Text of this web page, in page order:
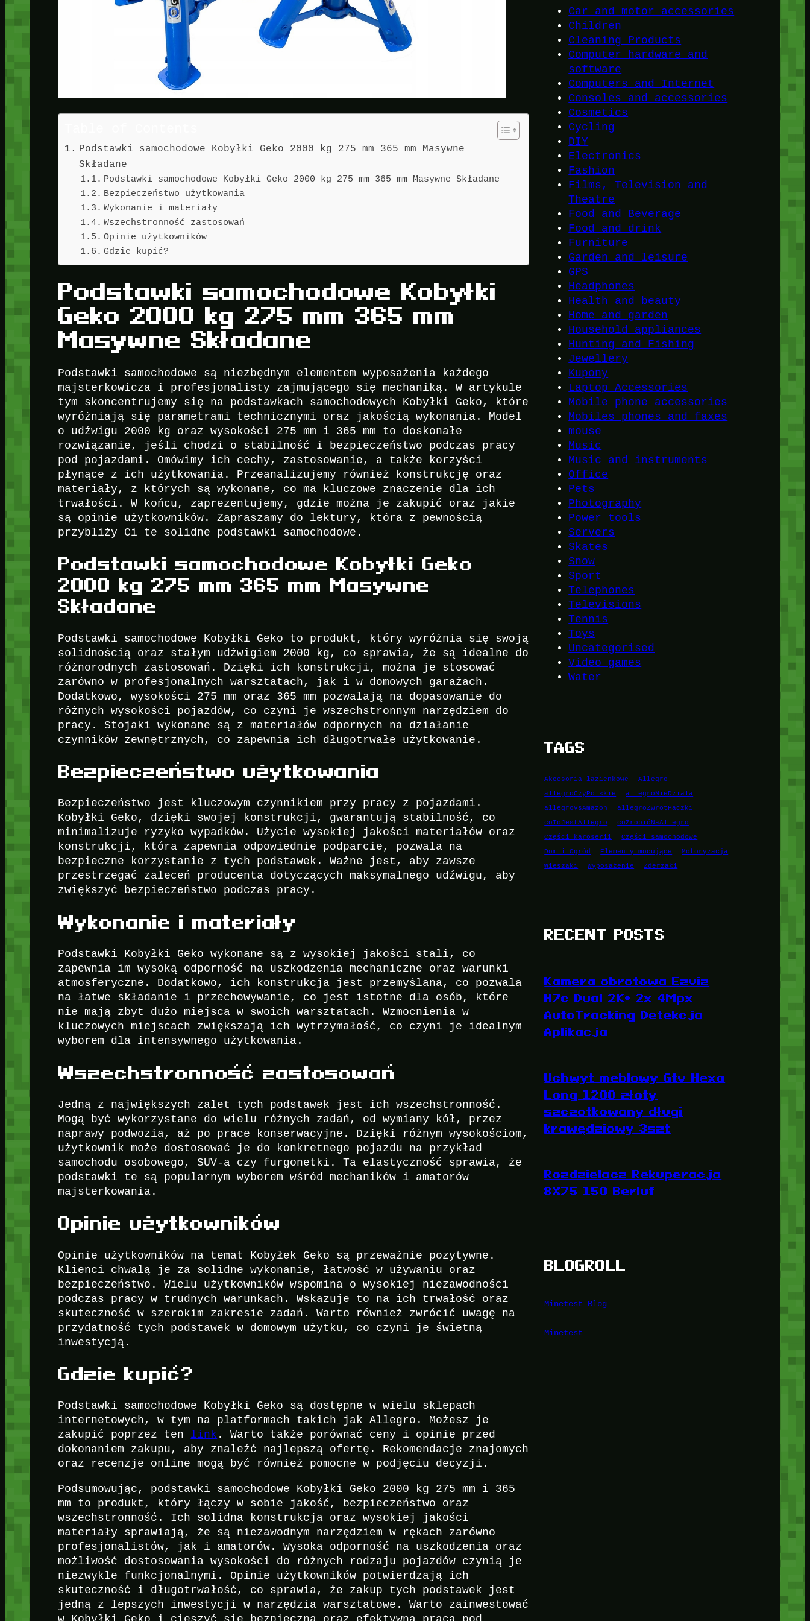
Podstawki samochodowe Kobyłki Geko 2000 kg 275 mm 365 mm Masywne
Składane
Podstawki samochodowe Kobyłki Geko 2000 kg 275 mm 365 mm Masywne Składane
Bezpieczeństwo użytkowania
Wykonanie i materiały
Wszechstronność zastosowań
Opinie użytkowników
Gdzie kupić?
Podstawki samochodowe Kobyłki
Geko 2000 kg 275 mm 365 mm
Masywne Składane
Podstawki samochodowe są niezbędnym elementem wyposażenia każdego
majsterkowicza i profesjonalisty zajmującego się mechaniką. W artykule
tym skoncentrujemy się na podstawkach samochodowych Kobyłki Geko, które
wyróżniają się parametrami technicznymi oraz jakością wykonania. Model
o udźwigu 2000 kg oraz wysokości 275 mm i 365 mm to doskonałe
rozwiązanie, jeśli chodzi o stabilność i bezpieczeństwo podczas pracy
pod pojazdami. Omówimy ich cechy, zastosowanie, a także korzyści
płynące z ich użytkowania. Przeanalizujemy również konstrukcję oraz
materiały, z których są wykonane, co ma kluczowe znaczenie dla ich
trwałości. W końcu, zaprezentujemy, gdzie można je zakupić oraz jakie
są opinie użytkowników. Zapraszamy do lektury, która z pewnością
przybliży Ci te solidne podstawki samochodowe.
Podstawki samochodowe Kobyłki Geko
2000 kg 275 mm 365 mm Masywne
Składane
Podstawki samochodowe Kobyłki Geko to produkt, który wyróżnia się swoją
solidnością oraz stałym udźwigiem 2000 kg, co sprawia, że są idealne do
różnorodnych zastosowań. Dzięki ich konstrukcji, można je stosować
zarówno w profesjonalnych warsztatach, jak i w domowych garażach.
Dodatkowo, wysokości 275 mm oraz 365 mm pozwalają na dopasowanie do
różnych wysokości pojazdów, co czyni je wszechstronnym narzędziem do
pracy. Stojaki wykonane są z materiałów odpornych na działanie
czynników zewnętrznych, co zapewnia ich długotrwałe użytkowanie.
Bezpieczeństwo użytkowania
Bezpieczeństwo jest kluczowym czynnikiem przy pracy z pojazdami.
Kobyłki Geko, dzięki swojej konstrukcji, gwarantują stabilność, co
minimalizuje ryzyko wypadków. Użycie wysokiej jakości materiałów oraz
konstrukcji, która zapewnia odpowiednie podparcie, pozwala na
bezpieczne korzystanie z tych podstawek. Ważne jest, aby zawsze
przestrzegać zaleceń producenta dotyczących maksymalnego udźwigu, aby
zwiększyć bezpieczeństwo podczas pracy.
Wykonanie i materiały
Podstawki Kobyłki Geko wykonane są z wysokiej jakości stali, co
zapewnia im wysoką odporność na uszkodzenia mechaniczne oraz warunki
atmosferyczne. Dodatkowo, ich konstrukcja jest przemyślana, co pozwala
na łatwe składanie i przechowywanie, co jest istotne dla osób, które
nie mają zbyt dużo miejsca w swoich warsztatach. Wzmocnienia w
kluczowych miejscach zwiększają ich wytrzymałość, co czyni je idealnym
wyborem dla intensywnego użytkowania.
Wszechstronność zastosowań
Jedną z największych zalet tych podstawek jest ich wszechstronność.
Mogą być wykorzystane do wielu różnych zadań, od wymiany kół, przez
naprawy podwozia, aż po prace konserwacyjne. Dzięki różnym wysokościom,
użytkownik może dostosować je do konkretnego pojazdu na przykład
samochodu osobowego, SUV-a czy furgonetki. Ta elastyczność sprawia, że
podstawki te są popularnym wyborem wśród mechaników i amatorów
majsterkowania.
Opinie użytkowników
Opinie użytkowników na temat Kobyłek Geko są przeważnie pozytywne.
Klienci chwalą je za solidne wykonanie, łatwość w używaniu oraz
bezpieczeństwo. Wielu użytkowników wspomina o wysokiej niezawodności
podczas pracy w trudnych warunkach. Wskazuje to na ich trwałość oraz
skuteczność w szerokim zakresie zadań. Warto również zwrócić uwagę na
przydatność tych podstawek w domowym użytku, co czyni je świetną
inwestycją.
Gdzie kupić?
Podstawki samochodowe Kobyłki Geko są dostępne w wielu sklepach
internetowych, w tym na platformach takich jak Allegro. Możesz je
zakupić poprzez ten link . Warto także porównać ceny i opinie przed
dokonaniem zakupu, aby znaleźć najlepszą ofertę. Rekomendacje znajomych
oraz recenzje online mogą być również pomocne w podjęciu decyzji.
Podsumowując, podstawki samochodowe Kobyłki Geko 2000 kg 275 mm i 365
mm to produkt, który łączy w sobie jakość, bezpieczeństwo oraz
wszechstronność. Ich solidna konstrukcja oraz wysokiej jakości
materiały sprawiają, że są niezawodnym narzędziem w rękach zarówno
profesjonalistów, jak i amatorów. Wysoka odporność na uszkodzenia oraz
możliwość dostosowania wysokości do różnych rodzaju pojazdów czynią je
niezwykle funkcjonalnymi. Opinie użytkowników potwierdzają ich
skuteczność i długotrwałość, co sprawia, że zakup tych podstawek jest
jedną z lepszych inwestycji w narzędzia warsztatowe. Warto zainwestować
Car and motor accessories
Children
Cleaning Products
Computer hardware and
software
Computers and Internet
Consoles and accessories
Cosmetics
Cycling
DIY
Electronics
Fashion
Films, Television and
Theatre
Food and Beverage
Food and drink
Furniture
Garden and leisure
GPS
Headphones
Health and beauty
Home and garden
Household appliances
Hunting and Fishing
Jewellery
Kupony
Laptop Accessories
Mobile phone accessories
Mobiles phones and faxes
mouse
Music
Music and instruments
Office
Pets
Photography
Power tools
Servers
Skates
Snow
Sport
Telephones
Televisions
Tennis
Toys
Uncategorised
Video games
Water
TAGS
Akcesoria łazienkowe
Allegro
allegroCzyPolskie
allegroNieDziala
allegroVsAmazon
allegroZwrotPaczki
coToJestAllegro
coZrobićNaAllegro
Części karoserii
Części samochodowe
Dom i Ogród
Elementy mocujące
Motoryzacja
Wieszaki
Wyposażenie Zderzaki
RECENT POSTS
Kamera obrotowa Ezviz
H7c Dual 2K+ 2x 4Mpx
AutoTracking Detekcja
Aplikacja
Uchwyt meblowy Gtv Hexa
Long 1200 złoty
szczotkowany długi
krawędziowy 3szt
Rozdzielacz Rekuperacja
8X75 150 Berluf
BLOGROLL
Minetest Blog
Minetest